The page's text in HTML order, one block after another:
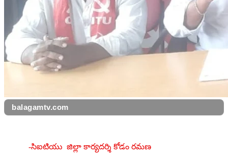
balagamtv.com
-సిఐటియు  జిల్లా కార్యదర్శి కోడం రమణ